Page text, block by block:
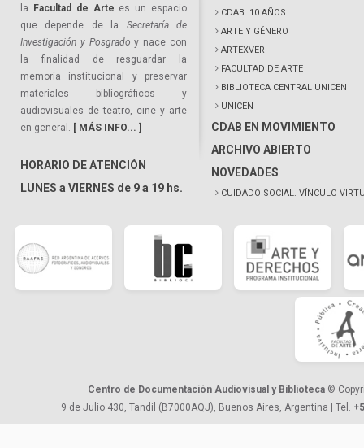
la
Facultad de Arte es un espacio
que depende de la Secretaría de
Investigación y Posgrado y nace con
la finalidad de resguardar la
memoria institucional y preservar
materiales bibliográficos y
audiovisuales de teatro, cine y arte
en general. [ MÁS INFO... ]
HORARIO DE ATENCIÓN
LUNES a VIERNES de 9 a 19 hs.
CDAB: 10 AÑOS
ARTE Y GÉNERO
ARTEXVER
FACULTAD DE ARTE
BIBLIOTECA CENTRAL UNICEN
UNICEN
CDAB EN MOVIMIENTO
ARCHIVO ABIERTO
NOVEDADES
CUIDADO SOCIAL. VÍNCULO
Centro de Documentación Audiovisual y Biblioteca ©
9 de Julio 430, Tandil (B7000AQJ), Buenos Aires, Argentina | Tel.